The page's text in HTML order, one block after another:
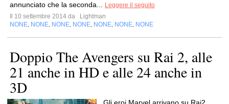
annunciato che la seconda...
Leggere il seguito
Il 10 settembre 2014 da
Lightman
NONE NONE NONE NONE NONE NONE NONE
Doppio The Avengers su Rai 2, alle
21 anche in HD e alle 24 anche in
3D